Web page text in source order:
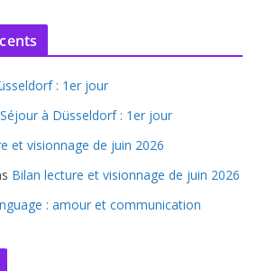
: 1er jour
Séjour à Düsseldorf : 1er jour
et visionnage de juin 2026
Bilan lecture et visionnage de juin 2026
: amour et communication